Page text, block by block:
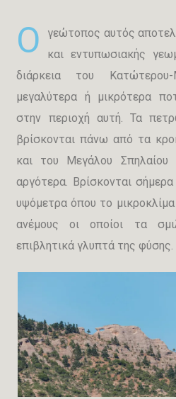
Ο
γεώτοπος αυτός
και εντυπωσιακής
διάρκεια του Κατώτερου-
μεγαλύτερα ή μικρότερα
στην περιοχή αυτή. Τα
βρίσκονται πάνω από τα
και του Μεγάλου Σπηλαίου
αργότερα. Βρίσκονται
υψόμετρα όπου το
ανέμους οι οποίοι τα
επιβλητικά γλυπτά της φύσης.